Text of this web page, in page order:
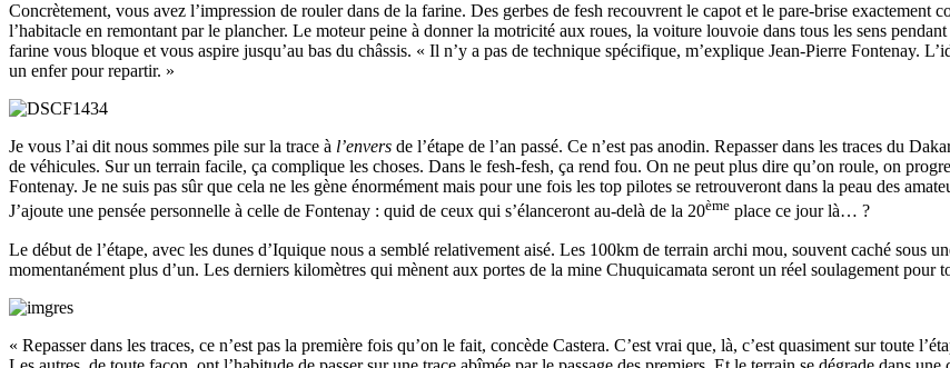
Concrètement, vous avez l’impression de rouler dans de la farine. Des gerbes de fesh recouvrent le capot et le pare-brise exactement
l’habitacle en remontant par le plancher. Le moteur peine à donner la motricité aux roues, la voiture louvoie dans tous les sens
farine vous bloque et vous aspire jusqu’au bas du châssis. « Il n’y a pas de technique spécifique, m’explique Jean-Pierre Fontenay.
un enfer pour repartir. »
Je vous l’ai dit nous sommes pile sur la trace à l’envers de l’étape de l’an passé. Ce n’est pas anodin. Repasser dans les traces du
de véhicules. Sur un terrain facile, ça complique les choses. Dans le fesh-fesh, ça rend fou. On ne peut plus dire qu’on roule, on
Fontenay. Je ne suis pas sûr que cela ne les gène énormément mais pour une fois les top pilotes se retrouveront dans la peau des
J’ajoute une pensée personnelle à celle de Fontenay : quid de ceux qui s’élanceront au-delà de la 20ème place ce jour là… ?
Le début de l’étape, avec les dunes d’Iquique nous a semblé relativement aisé. Les 100km de terrain archi mou, souvent caché sous
momentanément plus d’un. Les derniers kilomètres qui mènent aux portes de la mine Chuquicamata seront un réel soulagement pour
« Repasser dans les traces, ce n’est pas la première fois qu’on le fait, concède Castera. C’est vrai que, là, c’est quasiment sur toute